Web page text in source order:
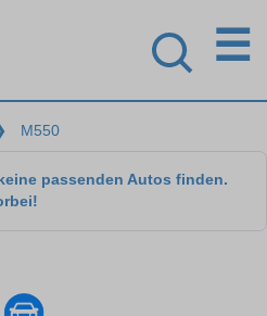
☰
M550
passenden Autos finden.